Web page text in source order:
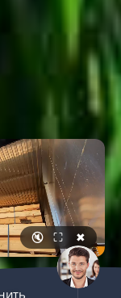
🔇 ⛶ ✖